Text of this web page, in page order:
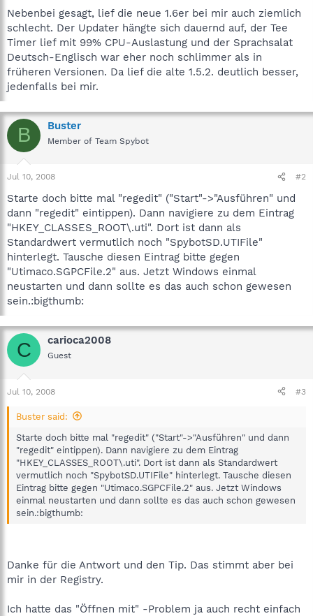
Nebenbei gesagt, lief die neue 1.6er bei mir auch ziemlich
schlecht. Der Updater hängte sich dauernd auf, der Tee
Timer lief mit 99% CPU-Auslastung und der Sprachsalat
Deutsch-Englisch war eher noch schlimmer als in
früheren Versionen. Da lief die alte 1.5.2. deutlich besser,
jedenfalls bei mir.
B Buster
Member of Team Spybot
Jul 10, 2008 #2
Starte doch bitte mal "regedit" ("Start"->"Ausführen" und
dann "regedit" eintippen). Dann navigiere zu dem Eintrag
"HKEY_CLASSES_ROOT\.uti". Dort ist dann als
Standardwert vermutlich noch "SpybotSD.UTIFile"
hinterlegt. Tausche diesen Eintrag bitte gegen
"Utimaco.SGPCFile.2" aus. Jetzt Windows einmal
neustarten und dann sollte es das auch schon gewesen
sein.:bigthumb:
C carioca2008
Guest
Jul 10, 2008 #3
Buster said:
Starte doch bitte mal "regedit" ("Start"->"Ausführen" und dann
"regedit" eintippen). Dann navigiere zu dem Eintrag
"HKEY_CLASSES_ROOT\.uti". Dort ist dann als Standardwert
vermutlich noch "SpybotSD.UTIFile" hinterlegt. Tausche diesen
Eintrag bitte gegen "Utimaco.SGPCFile.2" aus. Jetzt Windows
einmal neustarten und dann sollte es das auch schon gewesen
sein.:bigthumb:
Danke für die Antwort und den Tip. Das stimmt aber bei
mir in der Registry.
Ich hatte das "Öffnen mit" -Problem ja auch recht einfach